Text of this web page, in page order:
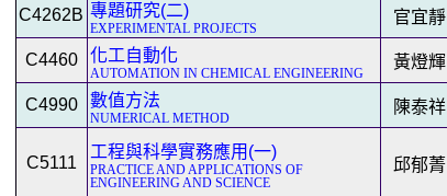
C4262B 專題研究(二)
EXPERIMENTAL PROJECTS
官宜靜
C4460 化工自動化
AUTOMATION IN CHEMICAL ENGINEERING
黃燈輝
C4990 數值方法
NUMERICAL METHOD
陳泰祥
C5111
工程與科學實務應用(一)
PRACTICE AND APPLICATIONS OF
ENGINEERING AND SCIENCE
邱郁菁